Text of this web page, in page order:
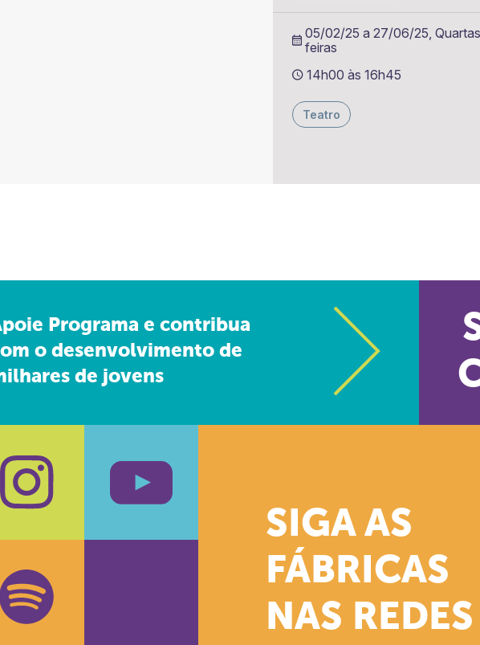
05/02/25 a 27/06/25,
feiras
14h00 às 16h45
Teatro
Programa e contribua
o desenvolvimento de
de jovens
SIGA AS
FÁBRICAS
NAS REDES